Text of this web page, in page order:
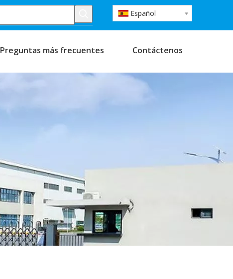
Español
Preguntas más frecuentes Contáctenos